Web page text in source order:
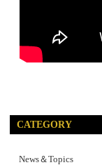
CATEGORY
News＆Topics